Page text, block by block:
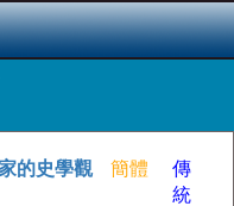
的史學觀
簡體
傳
統